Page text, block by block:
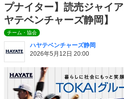
プナイター】読売ジャイ
ヤテベンチャーズ静岡】
チーム・協会
ハヤテベンチャーズ静岡
2026年5月12日 20:00